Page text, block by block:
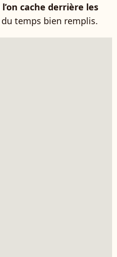
cache derrière les
temps bien remplis.